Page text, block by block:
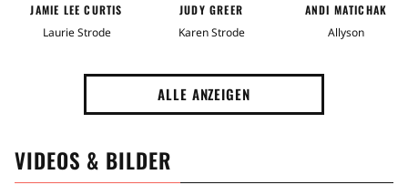
Spannend Gruselig
Tag
JAMIE LEE CURTIS
Laurie Strode
JUDY GREER
Karen Strode
ANDI MATICHAK
Allyson
ALLE ANZEIGEN
VIDEOS & BILDER